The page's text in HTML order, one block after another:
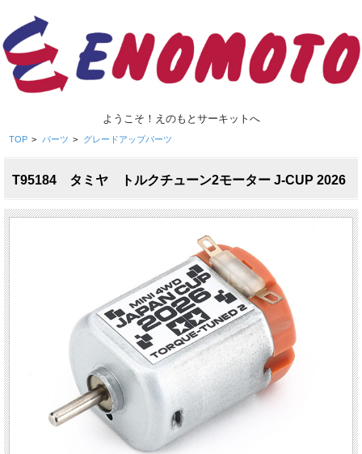
ようこそ！えのもとサーキットへ
TOP > パーツ > グレードアップパーツ
T95184 タミヤ トルクチューン2モーター J-CUP 2026